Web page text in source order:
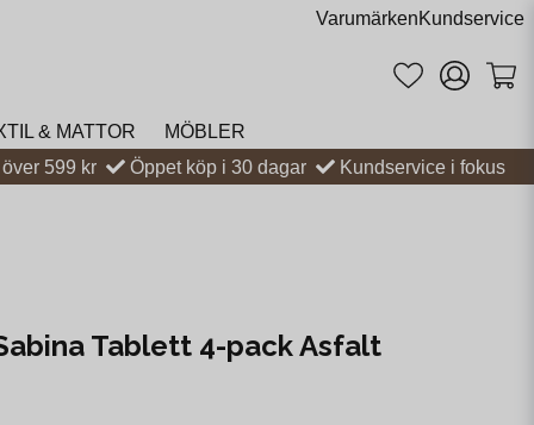
VarumärkenKundservice
& MATTOR
MÖBLER
599 kr
Öppet köp i 30 dagar Kundservice i fokus
Tablett 4-pack Asfalt